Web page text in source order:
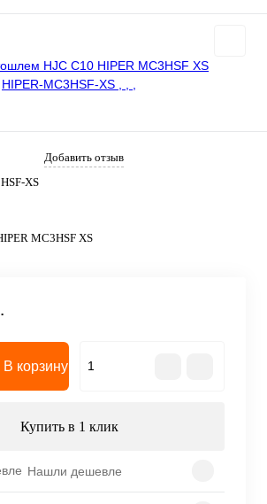
Добавить отзыв
XS
MC3HSF XS
В корзину
Купить в 1 клик
Нашли дешевле